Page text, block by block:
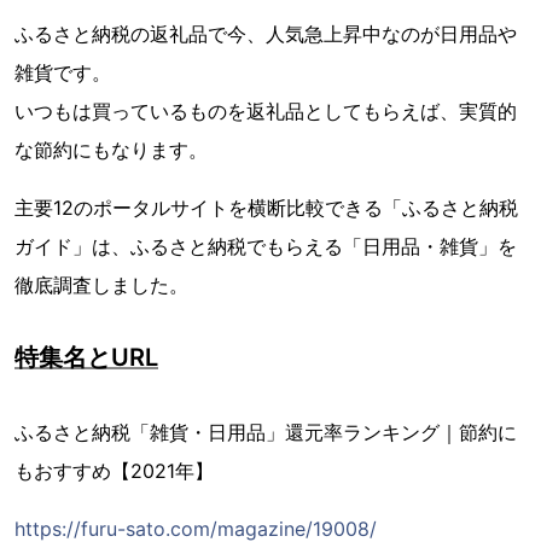
ふるさと納税の返礼品で今、人気急上昇中なのが日用品や
雑貨です。
いつもは買っているものを返礼品としてもらえば、実質的
な節約にもなります。
主要12のポータルサイトを横断比較できる「ふるさと納税
ガイド」は、ふるさと納税でもらえる「日用品・雑貨」を
徹底調査しました。
特集名とURL
ふるさと納税「雑貨・日用品」還元率ランキング｜節約に
もおすすめ【2021年】
https://furu-sato.com/magazine/19008/